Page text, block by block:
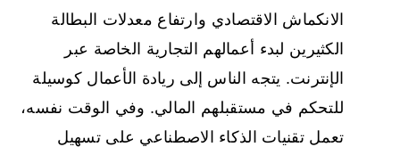
الانكماش الاقتصادي وارتفاع معدلات البطالة
الكثيرين لبدء أعمالهم التجارية الخاصة عبر
الإنترنت. يتجه الناس إلى ريادة الأعمال كوسيلة
للتحكم في مستقبلهم المالي. وفي الوقت نفسه،
تعمل تقنيات الذكاء الاصطناعي على تسهيل